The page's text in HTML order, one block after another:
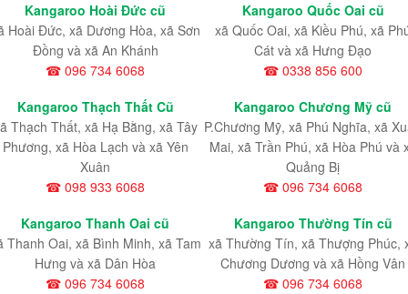
Kangaroo Hoài Đức cũ
Hoài Đức, xã Dương Hòa, xã Sơn
Đồng và xã An Khánh
☎ 096 734 6068
Kangaroo Quốc Oai cũ
xã Quốc Oai, xã Kiều Phú, xã
Cát và xã Hưng Đạo
☎ 0338 856 600
Kangaroo Thạch Thất Cũ
Thạch Thất, xã Hạ Bằng, xã Tây
Phương, xã Hòa Lạch và xã Yên
Xuân
☎ 098 933 6068
Kangaroo Chương Mỹ cũ
P.Chương Mỹ, xã Phú Nghĩa, xã
Mai, xã Trần Phú, xã Hòa Phú và
Quảng Bị
☎ 096 734 6068
Kangaroo Thanh Oai cũ
Thanh Oai, xã Bình Minh, xã Tam
Hưng và xã Dân Hòa
☎ 096 734 6068
Kangaroo Thường Tín cũ
xã Thường Tín, xã Thượng Phúc,
Chương Dương và xã Hồng Vân
☎ 096 734 6068